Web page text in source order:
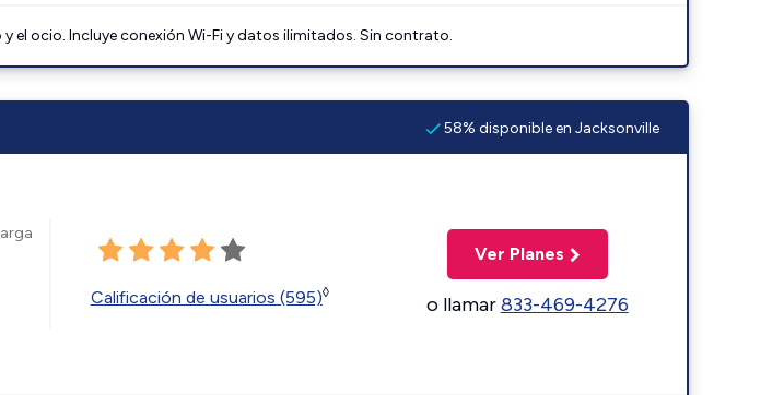
el ocio. Incluye conexión Wi-Fi y datos ilimitados. Sin contrato.
58% disponible en Jacksonville
Calificación de usuarios (595)◊
Ver Planes
o llamar833-469-4276